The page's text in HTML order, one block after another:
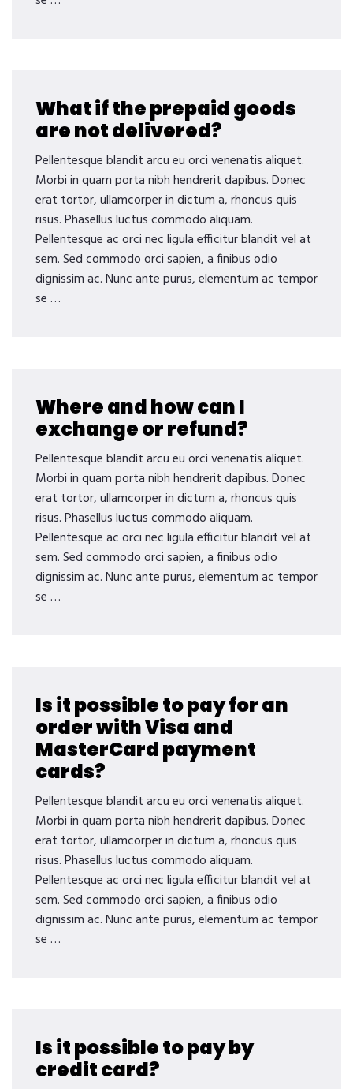
What if the prepaid goods
are not delivered?
Pellentesque blandit arcu eu orci venenatis aliquet.
Morbi in quam porta nibh hendrerit dapibus. Donec
erat tortor, ullamcorper in dictum a, rhoncus quis
risus. Phasellus luctus commodo aliquam.
Pellentesque ac orci nec ligula efficitur blandit vel at
sem. Sed commodo orci sapien, a finibus odio
dignissim ac. Nunc ante purus, elementum ac tempor
se …
Where and how can I
exchange or refund?
Pellentesque blandit arcu eu orci venenatis aliquet.
Morbi in quam porta nibh hendrerit dapibus. Donec
erat tortor, ullamcorper in dictum a, rhoncus quis
risus. Phasellus luctus commodo aliquam.
Pellentesque ac orci nec ligula efficitur blandit vel at
sem. Sed commodo orci sapien, a finibus odio
dignissim ac. Nunc ante purus, elementum ac tempor
se …
Is it possible to pay for an
order with Visa and
MasterCard payment
cards?
Pellentesque blandit arcu eu orci venenatis aliquet.
Morbi in quam porta nibh hendrerit dapibus. Donec
erat tortor, ullamcorper in dictum a, rhoncus quis
risus. Phasellus luctus commodo aliquam.
Pellentesque ac orci nec ligula efficitur blandit vel at
sem. Sed commodo orci sapien, a finibus odio
dignissim ac. Nunc ante purus, elementum ac tempor
se …
Is it possible to pay by
credit card?